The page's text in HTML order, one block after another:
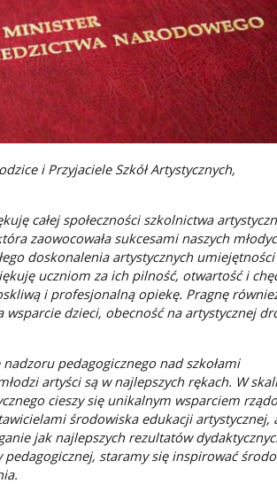
i Przyjaciele Szkół Artystycznych,
całej społeczności szkolnictwa
zaowocowała sukcesami naszych
doskonalenia artystycznych
uczniom za ich pilność, otwartość i
i profesjonalną opiekę. Pragnę
dzieci, obecność na artystycznej
pedagogicznego nad szkołami
artyści są w najlepszych rękach. W skali
cieszy się unikalnym wsparciem
środowiska edukacji artystycznej,
jak najlepszych rezultatów
staramy się inspirować